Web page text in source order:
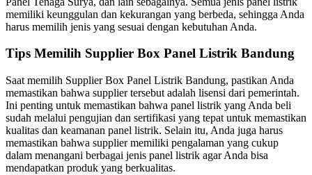
memiliki keunggulan dan kekurangan yang berbeda, sehingga Anda
harus memilih jenis yang sesuai dengan kebutuhan Anda.
Tips Memilih Supplier Box Panel Listrik Bandung
Saat memilih Supplier Box Panel Listrik Bandung, pastikan Anda
memastikan bahwa supplier tersebut adalah lisensi dari pemerintah.
Ini penting untuk memastikan bahwa panel listrik yang Anda beli
sudah melalui pengujian dan sertifikasi yang tepat untuk memastikan
kualitas dan keamanan panel listrik. Selain itu, Anda juga harus
memastikan bahwa supplier memiliki pengalaman yang cukup
dalam menangani berbagai jenis panel listrik agar Anda bisa
mendapatkan produk yang berkualitas.